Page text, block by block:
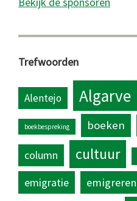
Trefwoorden
Alentejo Algarve
boekbespreking boeken
column cultuur
emigratie emigreren